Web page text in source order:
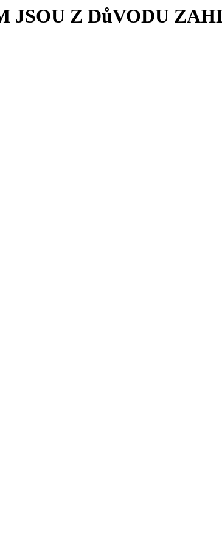
JSOU Z DůVODU